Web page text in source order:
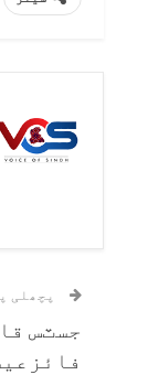
پچھلی
جسٽس